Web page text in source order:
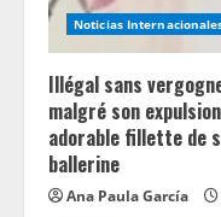
g
Noticias
Illégal sans
malgré son
adorable fillette de
ballerine
Ana Paula García